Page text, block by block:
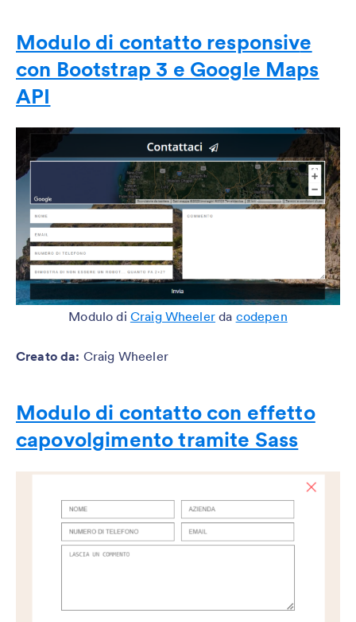
Modulo di contatto responsive
con Bootstrap 3 e Google Maps
API
Modulo di Craig Wheelerda codepen
Creato da: Craig Wheeler
Modulo di contatto con effetto
capovolgimento tramite Sass